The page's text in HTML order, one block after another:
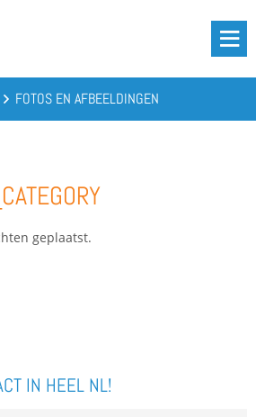
OVER ONS
KENNIS
CONTACT
FOTOS EN AFBEELDINGEN
geplaatst.
IN HEEL NL!